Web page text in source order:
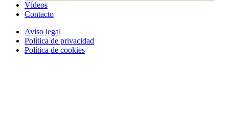
Vídeos
Contacto
Aviso legal
Política de privacidad
Política de cookies